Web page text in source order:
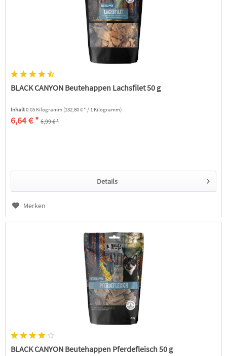
BLACK CANYON Beutehappen Lachsfilet 50 g
Inhalt0.05 Kilogramm (132,80 € * / 1 Kilogramm)
6,64 € * 6,99 € *
Details
Merken
BLACK CANYON Beutehappen Pferdefleisch 50 g